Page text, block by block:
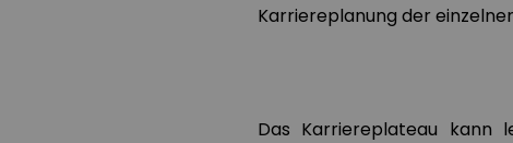
Karriereplanung der
Das Karriereplateau kann